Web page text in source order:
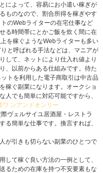
によって、容易にお小遣い稼ぎが
ものなので、割合所得を稼ぎやす
のWebライターの在宅仕事など
る時間帯にとかご飯を炊く間に在
を稼ぐようなWebライターも多い
と呼ばれる手法などは、マニアが
して、ネットにより仕入れ値より
、以前からある仕組みです。待た
トを利用した電子商取引は中古品
稼ぐ副業になります。オークショ
人でも簡単に対応可能ですから、
ワ ンアンドオンリー
ヴェルサイユ居酒屋・レストラ
る簡単な仕事です。換言すれば、
が引きも切らない副業のひとつで
して稼ぐ良い方法の一例として、
るための在庫を持つ不安要素もな